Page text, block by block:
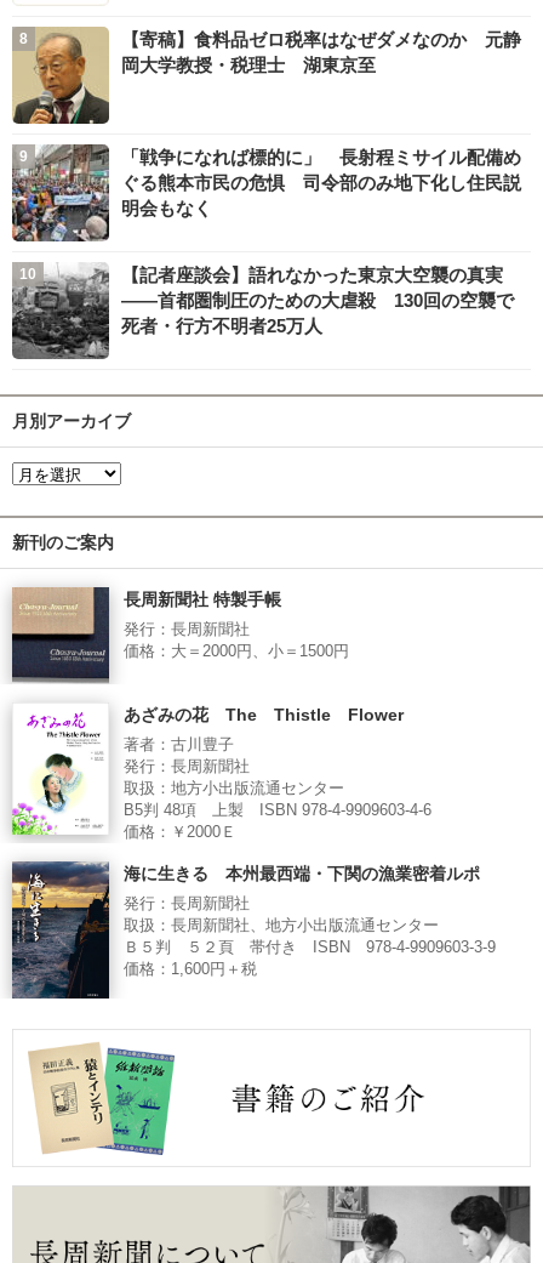
【寄稿】食料品ゼロ税率はなぜダメなのか 元静
岡大学教授・税理士 湖東京至
「戦争になれば標的に」 長射程ミサイル配備め
ぐる熊本市民の危惧 司令部のみ地下化し住民説
明会もなく
【記者座談会】語れなかった東京大空襲の真実
――首都圏制圧のための大虐殺 130回の空襲で
死者・行方不明者25万人
月別アーカイブ
新刊のご案内
長周新聞社 特製手帳
発行：長周新聞社
価格：大＝2000円、小＝1500円
あざみの花 The Thistle Flower
著者：古川豊子
発行：長周新聞社
取扱：地方小出版流通センター
B5判 48項 上製 ISBN 978-4-9909603-4-6
価格：￥2000Ｅ
海に生きる 本州最西端・下関の漁業密着ルポ
発行：長周新聞社
取扱：長周新聞社、地方小出版流通センター
Ｂ５判 ５２頁 帯付き ISBN 978-4-9909603-3-9
価格：1,600円＋税